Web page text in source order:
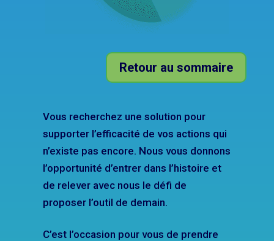
Retour au sommaire
Vous recherchez une solution pour
supporter l’efficacité de vos actions qui
n’existe pas encore. Nous vous donnons
l’opportunité d’entrer dans l’histoire et
de relever avec nous le défi de
proposer l’outil de demain.
C’est l’occasion pour vous de prendre